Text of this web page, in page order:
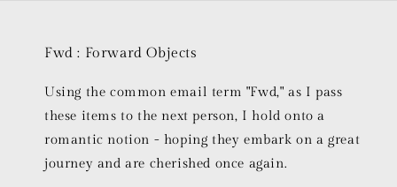
Fwd : Forward Objects
Using the common email term "Fwd," as I pass
these items to the next person, I hold onto a
romantic notion - hoping they embark on a great
journey and are cherished once again.